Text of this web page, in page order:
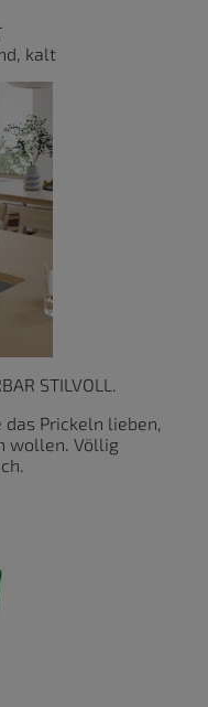
kalt
STILVOLL.
Prickeln lieben,
wollen. Völlig